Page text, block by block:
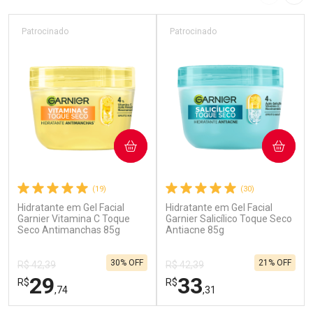
(19)
Hidratante em Gel Facial
Garnier Vitamina C Toque
Seco Antimanchas 85g
Patrocinado
R$ 42,39
R$29,74
30% OFF
COMPRAR
(30)
Hidratante em Gel Facial
Garnier Salicílico Toque Seco
Antiacne 85g
Patrocinado
R$ 42,39
R$33,31
21% OFF
COMPRAR